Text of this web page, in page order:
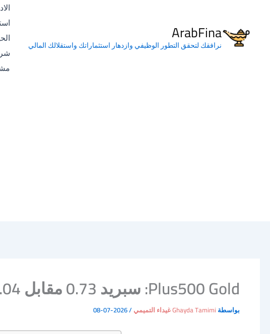
المحتوى
ArabFina
نرافقك لتحقق التطور الوظيفي وازدهار استثماراتك واستقلالك المالي
Plus500 Gold: سبريد 0.73 مقابل 0.04 عند Exness
بواسطة Ghayda Tamimi غيداء التميمي /
2026-07-08